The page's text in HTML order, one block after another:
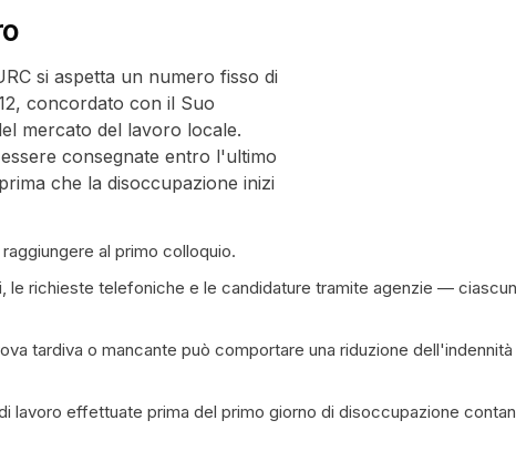
si aspetta un numero fisso di
concordato con il Suo
mercato del lavoro locale.
consegnate entro l'ultimo
che la disoccupazione inizi
al primo colloquio.
le richieste telefoniche e le candidature tramite agenzie —
tardiva o mancante può comportare una riduzione dell'indennità
lavoro effettuate prima del primo giorno di disoccupazione